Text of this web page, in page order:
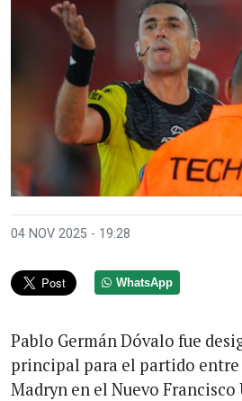
04 NOV 2025 - 19:28
WhatsApp
Pablo Germán Dóvalo fue
principal para el partido
Madryn en el Nuevo Francisco